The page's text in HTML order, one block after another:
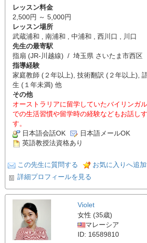
レッスン料金
2,500円 ～ 5,000円
レッスン場所
武蔵浦和 , 南浦和 , 中浦和 , 西川口 , 川口
先生の最寄駅
指扇 (JR-川越線) / 埼玉県 さいたま市西区
指導経験
家庭教師 (２年以上), 技術翻訳 (２年以上),
生 (１年未満) 他
その他
オーストラリアに留学していたバイリンガ
での生活習慣や留学時の経験などもお話し
す。
日本語会話OK
日本語メールOK
英語教授法資格あり
この先生に質問する
お気に入りへ追
詳細プロフィールを見る
Violet
女性 (35歳)
マレーシア
ID: 16589810